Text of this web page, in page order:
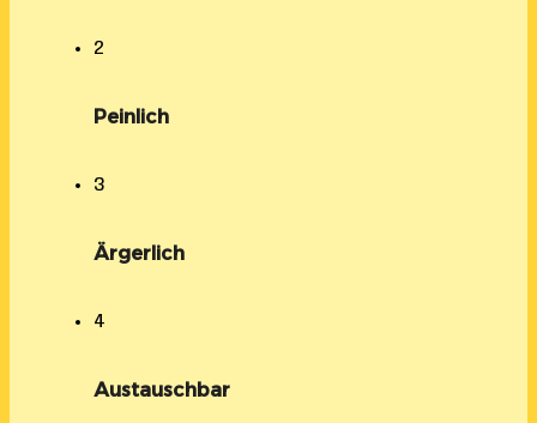
2
Peinlich
3
Ärgerlich
4
Austauschbar